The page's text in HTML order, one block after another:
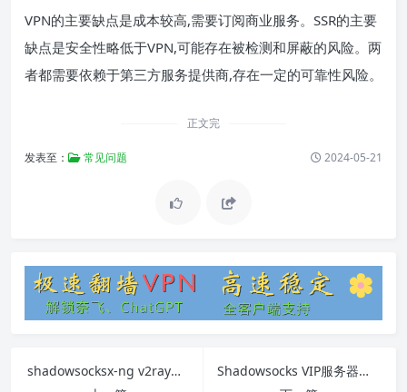
VPN的主要缺点是成本较高,需要订阅商业服务。SSR的主要
缺点是安全性略低于VPN,可能存在被检测和屏蔽的风险。两
者都需要依赖于第三方服务提供商,存在一定的可靠性风险。
正文完
发表至： 常见问题 2024-05-21
shadowsocksx-ng v2ray完全使用指南
Shadowsocks VIP服务器使用指南